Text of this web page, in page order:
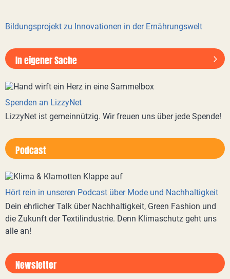
Bildungsprojekt zu Innovationen in der Ernährungswelt
In eigener Sache
Spenden an LizzyNet
LizzyNet ist gemeinnützig. Wir freuen uns über jede Spende!
Podcast
Hört rein in unseren Podcast über Mode und Nachhaltigkeit
Dein ehrlicher Talk über Nachhaltigkeit, Green Fashion und
die Zukunft der Textilindustrie. Denn Klimaschutz geht uns
alle an!
Newsletter